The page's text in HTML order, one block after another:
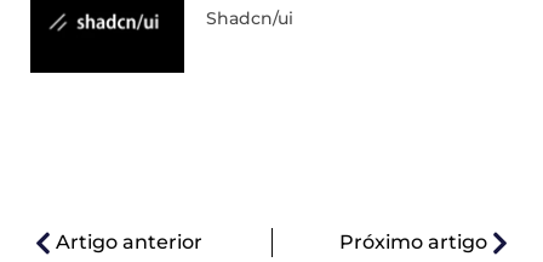
Shadcn/ui
Artigo anterior Próximo artigo